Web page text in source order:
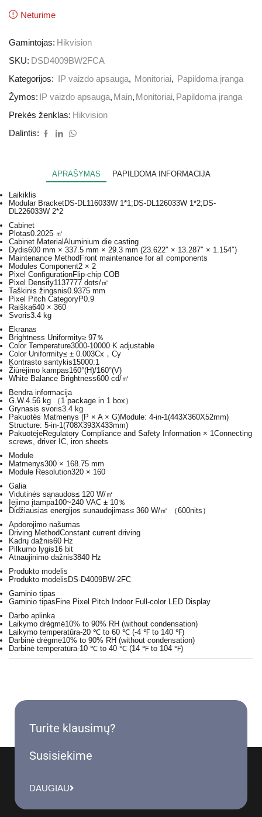
Neturime
Gamintojas: Hikvision
SKU: DSD4009BW2FCA
Kategorijos:
IP vaizdo apsauga, Monitoriai, Papildoma įranga
Žymos: IP vaizdo apsauga, Main, Monitoriai, Papildoma įranga
Prekės ženklas: Hikvision
Dalintis:
APRAŠYMAS PAPILDOMA INFORMACIJA
Laikiklis
Modular BracketDS-DL116033W 1*1;DS-DL126033W 1*2;DS-
DL226033W 2*2
Cabinet
Plotas0.2025 ㎡
Cabinet Material Aluminium die casting
Dydis600 mm × 337.5 mm × 29.3 mm (23.622″ × 13.287″ × 1.154″)
Maintenance Method Front maintenance for all components
Modules Component2 × 2
Pixel ConfigurationFlip-chip COB
Pixel Density1137777 dots/㎡
Taškinis žingsnis0.9375 mm
Pixel Pitch CategoryP0.9
Raiška640 × 360
Svoris3.4 kg
Ekranas
Brightness Uniformity≥ 97％
Color Temperature3000-10000 K adjustable
Color Uniformity≤ ± 0.003Cx，Cy
Kontrasto santykis15000:1
Žiūrėjimo kampas160°(H)/160°(V)
White Balance Brightness600 cd/㎡
Bendra informacija
G.W. 4.56 kg （1 package in 1 box）
Grynasis svoris3.4 kg
Pakuotės Matmenys (P × A × G)Module: 4-in-1(443X360X52mm)
Structure: 5-in-1(708X393X433mm)
PakuotėjeRegulatory Compliance and Safety Information × 1Connecting
screws, driver IC, iron sheets
Module
Matmenys300 × 168.75 mm
Module Resolution320 × 160
Galia
Vidutinės sąnaudos≤ 120 W/㎡
Įėjimo įtampa100~240 VAC ± 10％
Didžiausias energijos sunaudojimas≤ 360 W/㎡ （600nits）
Apdorojimo našumas
Driving MethodConstant current driving
Kadrų dažnis60 Hz
Pilkumo lygis16 bit
Atnaujinimo dažnis3840 Hz
Produkto modelis
Produkto modelis DS-D4009BW-2FC
Gaminio tipas
Gaminio tipas Fine Pixel Pitch Indoor Full-color LED Display
Darbo aplinka
Laikymo drėgmė10% to 90% RH (without condensation)
Laikymo temperatūra-20 ℃ to 60 ℃ (-4 ℉ to 140 ℉)
Darbinė drėgmė10% to 90% RH (without condensation)
Darbinė temperatūra-10 ℃ to 40 ℃ (14 ℉ to 104 ℉)
Turite klausimų?
Susisiekime
DAUGIAU